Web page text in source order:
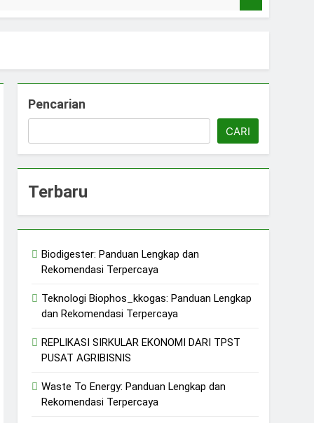
KDMP
Pencarian
CARI
Terbaru
Biodigester: Panduan Lengkap dan
Rekomendasi Terpercaya
Teknologi Biophos_kkogas: Panduan Lengkap
dan Rekomendasi Terpercaya
REPLIKASI SIRKULAR EKONOMI DARI TPST
PUSAT AGRIBISNIS
Waste To Energy: Panduan Lengkap dan
Rekomendasi Terpercaya